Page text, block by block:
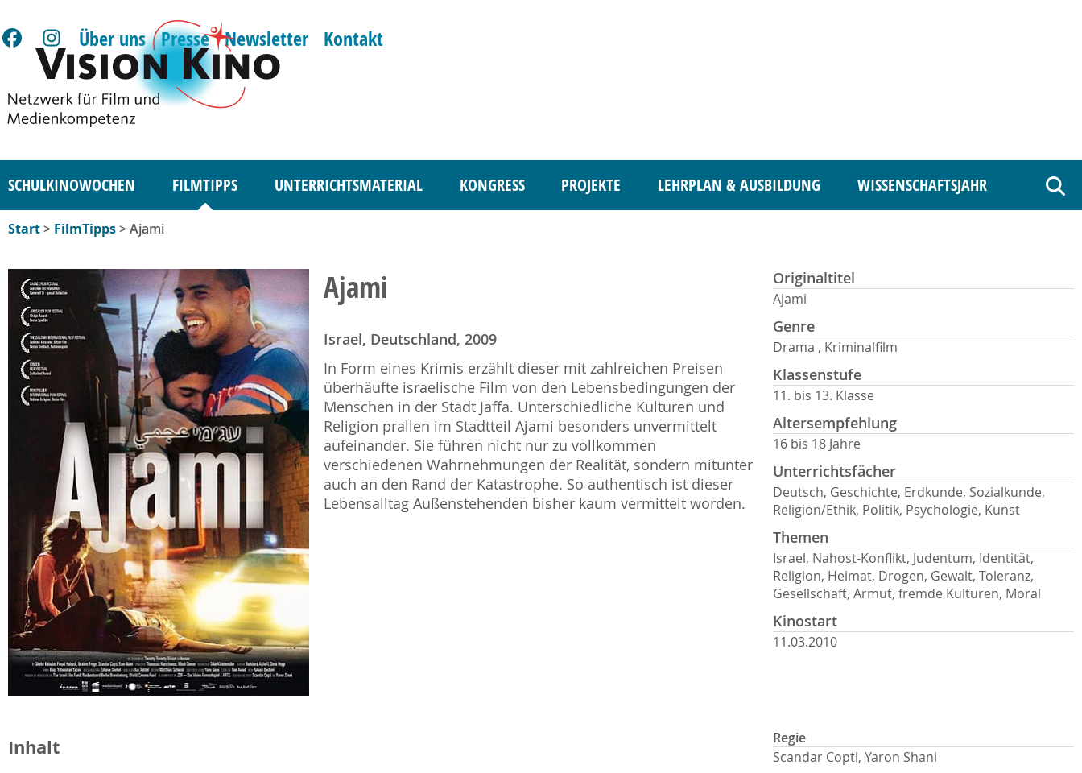
Über uns Presse Newsletter Kontakt
SCHULKINOWOCHEN FILMTIPPS UNTERRICHTSMATERIAL KONGRESS PROJEKTE LEHRPLAN & AUSBILDUNG WISSENSCHAFTSJAHR
Start> FilmTipps> Ajami
Ajami
Israel, Deutschland, 2009
In Form eines Krimis erzählt dieser mit zahlreichen Preisen
überhäufte israelische Film von den Lebensbedingungen der
Menschen in der Stadt Jaffa. Unterschiedliche Kulturen und
Religion prallen im Stadtteil Ajami besonders unvermittelt
aufeinander. Sie führen nicht nur zu vollkommen
verschiedenen Wahrnehmungen der Realität, sondern mitunter
auch an den Rand der Katastrophe. So authentisch ist dieser
Lebensalltag Außenstehenden bisher kaum vermittelt worden.
Originaltitel
Ajami
Genre
Drama , Kriminalfilm
Klassenstufe
11. bis 13. Klasse
Altersempfehlung
16 bis 18 Jahre
Unterrichtsfächer
Deutsch, Geschichte, Erdkunde, Sozialkunde,
Religion/Ethik, Politik, Psychologie, Kunst
Themen
Israel, Nahost-Konflikt, Judentum, Identität,
Religion, Heimat, Drogen, Gewalt, Toleranz,
Gesellschaft, Armut, fremde Kulturen, Moral
Kinostart
11.03.2010
Inhalt
Regie
Scandar Copti, Yaron Shani